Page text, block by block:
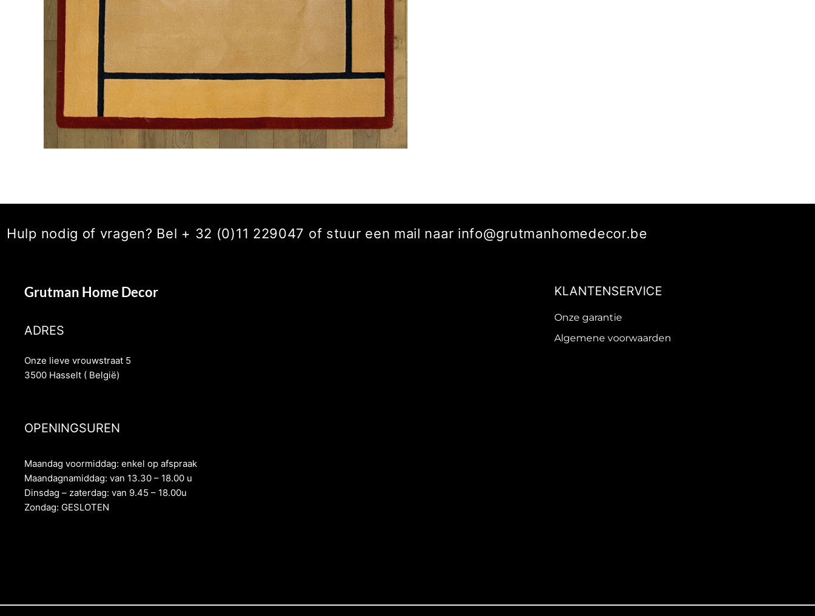
Hulp nodig of vragen? Bel + 32 (0)11 229047 of stuur een mail naar info@grutmanhomedecor.be
Grutman Home Decor
ADRES
Onze lieve vrouwstraat 5
3500 Hasselt ( België)
OPENINGSUREN
Maandag voormiddag: enkel op afspraak
Maandagnamiddag: van 13.30 – 18.00 u
Dinsdag – zaterdag: van 9.45 – 18.00u
Zondag: GESLOTEN
KLANTENSERVICE
Onze garantie
Algemene voorwaarden